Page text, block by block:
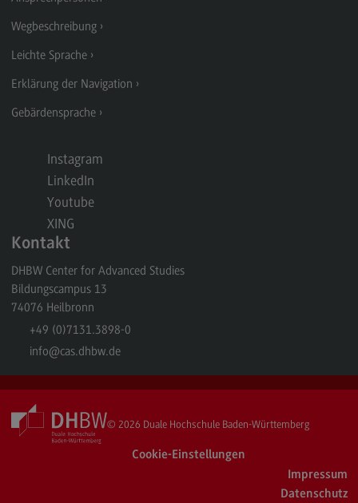
Berufsperspektiven
Kontakt
Intensive Care
Intensive Care
Berufsperspektiven
Kontakt
Marketing and Business Psychology
Modulangebot
Berufsperspektiven
Kontakt
Maschinenbau
Profil-O-Mat Maschinenbau
(External link)
Rahmenbedingungen
Wegbeschreibung
Leichte Sprache
Erklärung der Navigation
Gebärdensprache
Instagram
LinkedIn
Youtube
XING
Kontakt
DHBW Center for Advanced Studies
Bildungscampus 13
74076 Heilbronn
+49 (0)7131.3898-0
info@cas.dhbw.de
© 2026 Duale Hochschule Baden-Württemberg
Cookie-Einstellungen
Impressum
Datenschutz